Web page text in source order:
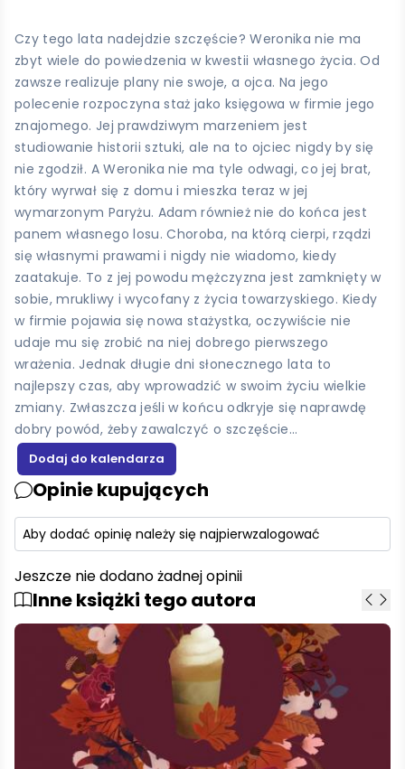
Czy tego lata nadejdzie szczęście? Weronika nie ma
zbyt wiele do powiedzenia w kwestii własnego życia. Od
zawsze realizuje plany nie swoje, a ojca. Na jego
polecenie rozpoczyna staż jako księgowa w firmie jego
znajomego. Jej prawdziwym marzeniem jest
studiowanie historii sztuki, ale na to ojciec nigdy by się
nie zgodził. A Weronika nie ma tyle odwagi, co jej brat,
który wyrwał się z domu i mieszka teraz w jej
wymarzonym Paryżu. Adam również nie do końca jest
panem własnego losu. Choroba, na którą cierpi, rządzi
się własnymi prawami i nigdy nie wiadomo, kiedy
zaatakuje. To z jej powodu mężczyzna jest zamknięty w
sobie, mrukliwy i wycofany z życia towarzyskiego. Kiedy
w firmie pojawia się nowa stażystka, oczywiście nie
udaje mu się zrobić na niej dobrego pierwszego
wrażenia. Jednak długie dni słonecznego lata to
najlepszy czas, aby wprowadzić w swoim życiu wielkie
zmiany. Zwłaszcza jeśli w końcu odkryje się naprawdę
dobry powód, żeby zawalczyć o szczęście…
Opinie kupujących
Aby dodać opinię należy się najpierwzalogować
Jeszcze nie dodano żadnej opinii
Inne książki tego autora